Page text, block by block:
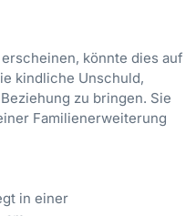
könnte dies auf
kindliche Unschuld,
zu bringen. Sie
Familienerweiterung